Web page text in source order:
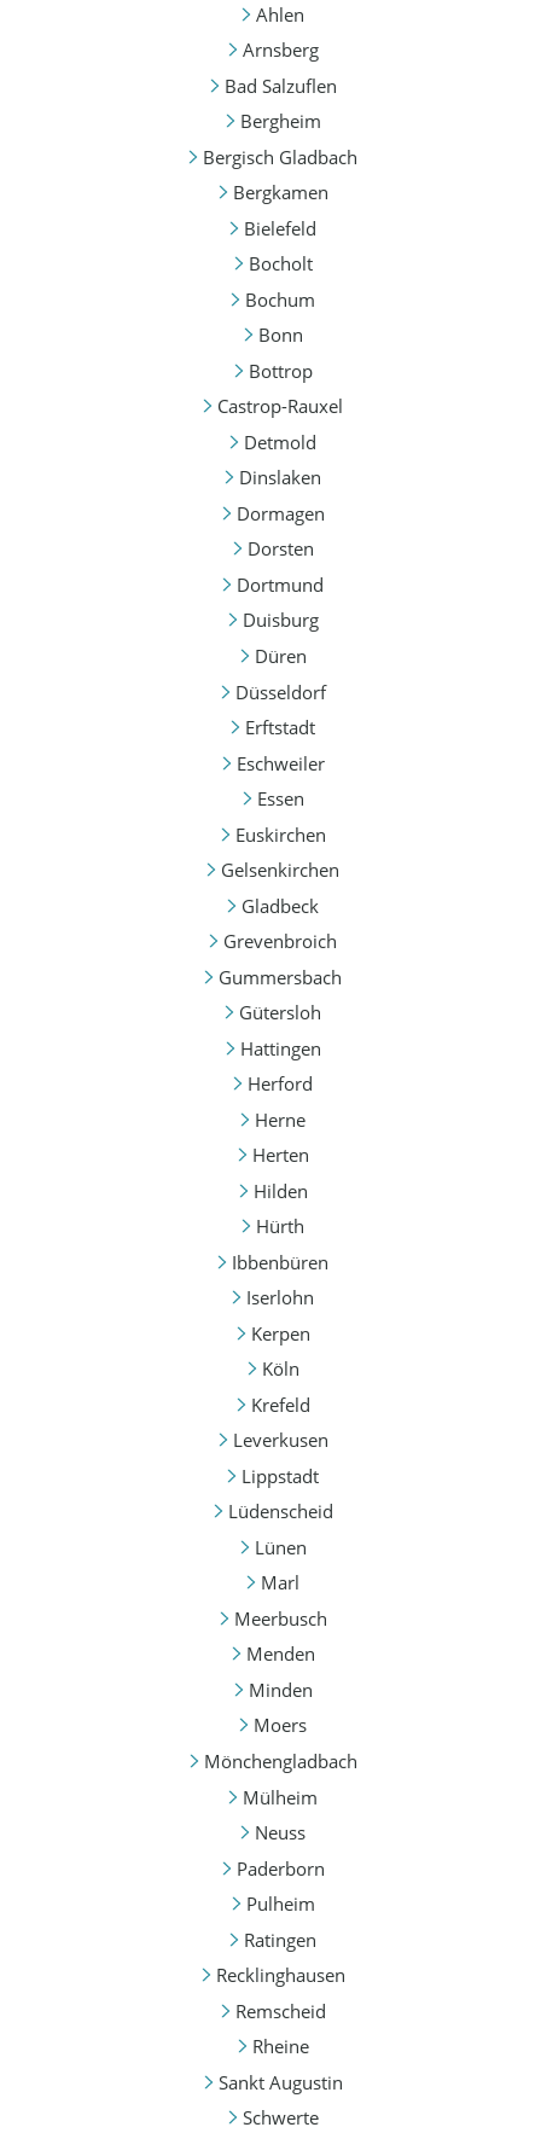
Ahlen
Arnsberg
Bad Salzuflen
Bergheim
Bergisch Gladbach
Bergkamen
Bielefeld
Bocholt
Bochum
Bonn
Bottrop
Castrop-Rauxel
Detmold
Dinslaken
Dormagen
Dorsten
Dortmund
Duisburg
Düren
Düsseldorf
Erftstadt
Eschweiler
Essen
Euskirchen
Gelsenkirchen
Gladbeck
Grevenbroich
Gummersbach
Gütersloh
Hattingen
Herford
Herne
Herten
Hilden
Hürth
Ibbenbüren
Iserlohn
Kerpen
Köln
Krefeld
Leverkusen
Lippstadt
Lüdenscheid
Lünen
Marl
Meerbusch
Menden
Minden
Moers
Mönchengladbach
Mülheim
Neuss
Paderborn
Pulheim
Ratingen
Recklinghausen
Remscheid
Rheine
Sankt Augustin
Schwerte